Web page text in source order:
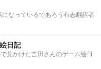
なっているであろう有志翻訳者
日記
見かけた吉田さんのゲーム絵日